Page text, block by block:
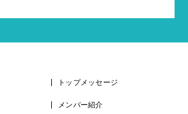
トップメッセージ
メンバー紹介